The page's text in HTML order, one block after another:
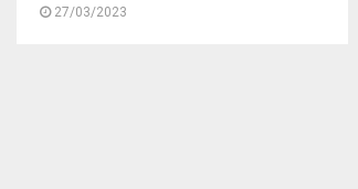
27/03/2023